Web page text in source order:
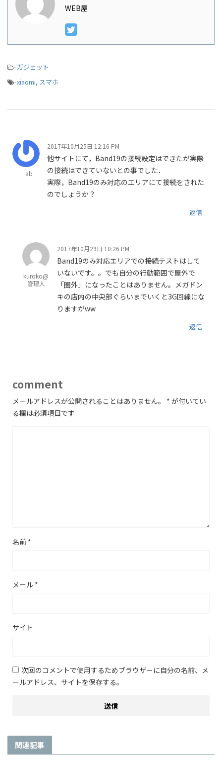
WEB屋
-ガジェット
-xiaomi, スマホ
ab
2017年10月25日 12:16 PM
他サイトにて，Band19の接続設定はできたが実際
の接続はできていないとの事でした．
実際，Band19のみ対応のエリアにて接続をされた
のでしょうか？
返信
kuroko@
管理人
2017年10月29日 10:26 PM
Band19のみ対応エリアでの接続テストはして
いないです。。でも自分の行動範囲で屋外で
「圏外」になったことはありません。メガドン
キの店内の中央部ぐらいまでいくと3G回線にな
りますがww
返信
comment
メールアドレスが公開されることはありません。 * が付いてい
る欄は必須項目です
名前 *
メール *
サイト
次回のコメントで使用するためブラウザーに自分の名前、メ
ールアドレス、サイトを保存する。
関連記事